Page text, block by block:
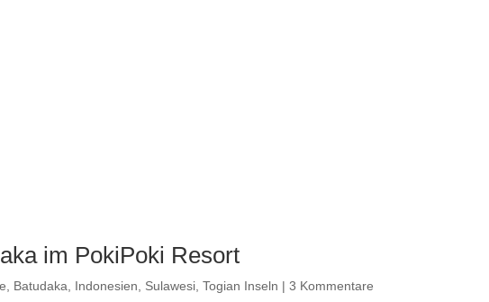
im PokiPoki Resort
Batudaka Indonesien Sulawesi Togian Inseln | 3 Kommentare